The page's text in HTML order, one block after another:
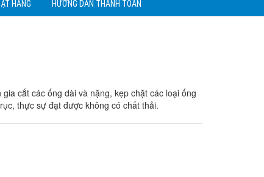
HÀNG HƯỚNG DẪN THANH TOÁN
cắt các ống dài và nặng, kẹp chặt các loại ống
thực sự đạt được không có chất thải.